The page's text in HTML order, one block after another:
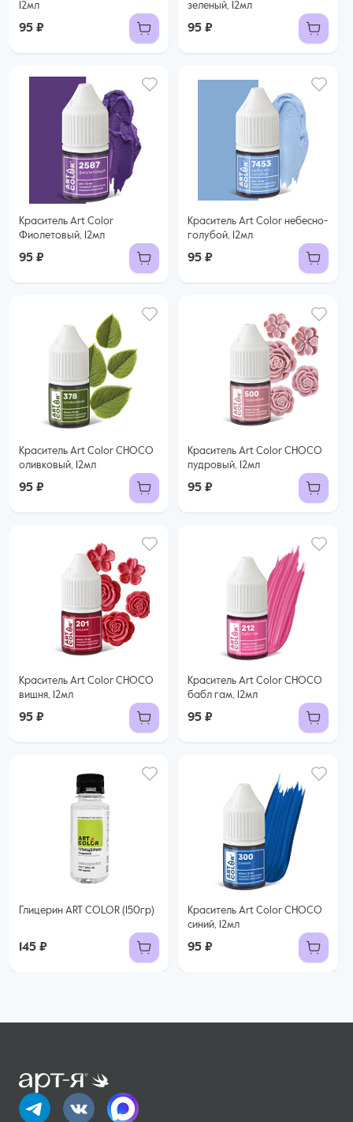
12мл
95 ₽
зеленый, 12мл
95 ₽
Краситель Art Color
Фиолетовый, 12мл
95 ₽
Краситель Art Color небесно-
голубой, 12мл
95 ₽
Краситель Art Color CHOCO
оливковый, 12мл
95 ₽
Краситель Art Color CHOCO
пудровый, 12мл
95 ₽
Краситель Art Color CHOCO
вишня, 12мл
95 ₽
Краситель Art Color CHOCO
бабл гам, 12мл
95 ₽
Глицерин ART COLOR (150гр)
145 ₽
Краситель Art Color CHOCO
синий, 12мл
95 ₽